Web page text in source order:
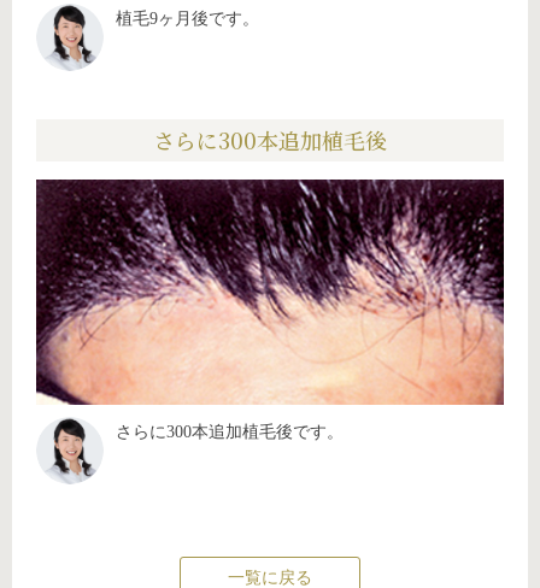
植毛9ヶ月後です。
さらに300本追加植毛後
さらに300本追加植毛後です。
一覧に戻る